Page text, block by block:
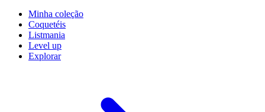
Minha coleção
Coquetéis
Listmania
Level up
Explorar